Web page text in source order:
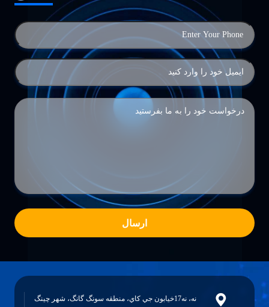
ارسال
نه، نه17خيابون جي کاي، منطقه سونگ گانگ، شهر چينگ